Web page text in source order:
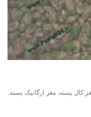
کال پسته, مغز ارگانیک پسته,